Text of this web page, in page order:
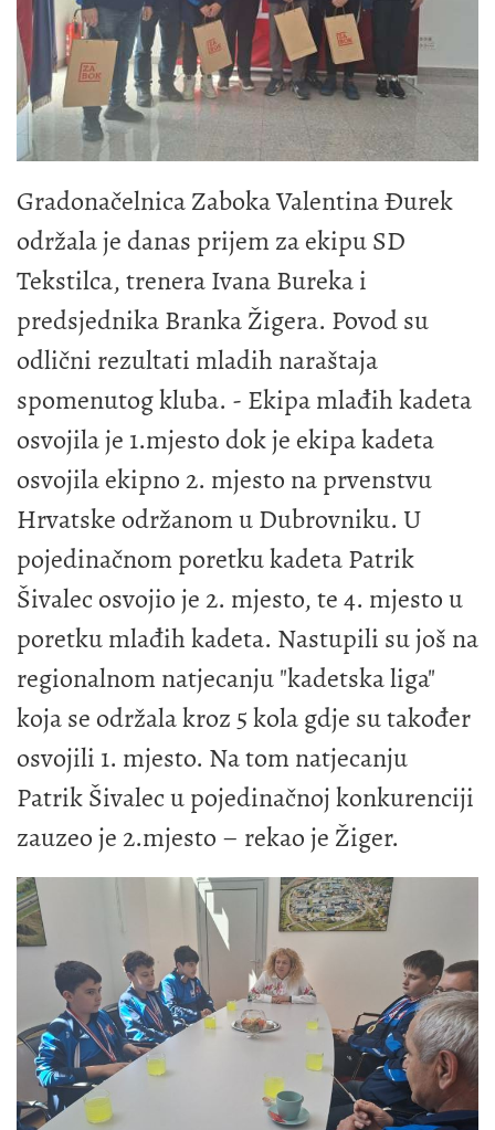
Gradonačelnica Zaboka Valentina Đurek
održala je danas prijem za ekipu SD
Tekstilca, trenera Ivana Bureka i
predsjednika Branka Žigera. Povod su
odlični rezultati mladih naraštaja
spomenutog kluba. - Ekipa mlađih kadeta
osvojila je 1.mjesto dok je ekipa kadeta
osvojila ekipno 2. mjesto na prvenstvu
Hrvatske održanom u Dubrovniku. U
pojedinačnom poretku kadeta Patrik
Šivalec osvojio je 2. mjesto, te 4. mjesto u
poretku mlađih kadeta. Nastupili su još na
regionalnom natjecanju "kadetska liga"
koja se održala kroz 5 kola gdje su također
osvojili 1. mjesto. Na tom natjecanju
Patrik Šivalec u pojedinačnoj konkurenciji
zauzeo je 2.mjesto – rekao je Žiger.